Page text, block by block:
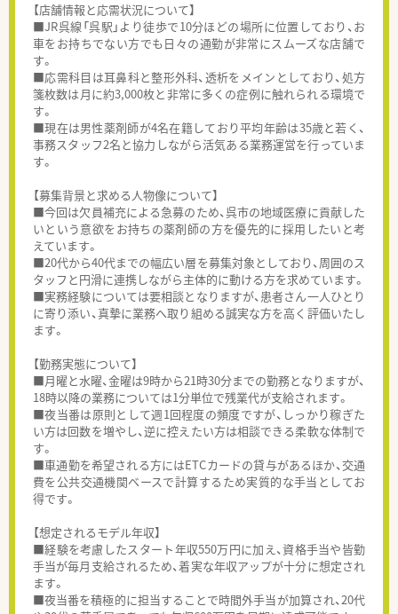
【店舗情報と応需状況について】
■JR呉線「呉駅」より徒歩で10分ほどの場所に位置しており、お
車をお持ちでない方でも日々の通勤が非常にスムーズな店舗で
す。
■応需科目は耳鼻科と整形外科、透析をメインとしており、処方
箋枚数は月に約3,000枚と非常に多くの症例に触れられる環境で
す。
■現在は男性薬剤師が4名在籍しており平均年齢は35歳と若く、
事務スタッフ2名と協力しながら活気ある業務運営を行っていま
す。
【募集背景と求める人物像について】
■今回は欠員補充による急募のため、呉市の地域医療に貢献した
いという意欲をお持ちの薬剤師の方を優先的に採用したいと考
えています。
■20代から40代までの幅広い層を募集対象としており、周囲のス
タッフと円滑に連携しながら主体的に動ける方を求めています。
■実務経験については要相談となりますが、患者さん一人ひとり
に寄り添い、真摯に業務へ取り組める誠実な方を高く評価いたし
ます。
【勤務実態について】
■月曜と水曜、金曜は9時から21時30分までの勤務となりますが、
18時以降の業務については1分単位で残業代が支給されます。
■夜当番は原則として週1回程度の頻度ですが、しっかり稼ぎた
い方は回数を増やし、逆に控えたい方は相談できる柔軟な体制で
す。
■車通勤を希望される方にはETCカードの貸与があるほか、交通
費を公共交通機関ベースで計算するため実質的な手当としてお
得です。
【想定されるモデル年収】
■経験を考慮したスタート年収550万円に加え、資格手当や皆勤
手当が毎月支給されるため、着実な年収アップが十分に想定され
ます。
■夜当番を積極的に担当することで時間外手当が加算され、20代